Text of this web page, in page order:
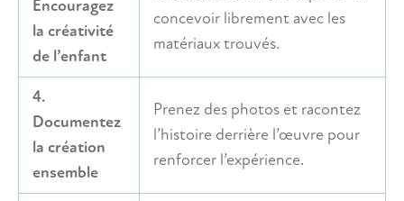
Encouragez
la créativité
de l’enfant
concevoir librement avec les
matériaux trouvés.
4.
Documentez
la création
ensemble
Prenez des photos et racontez
l’histoire derrière l’œuvre pour
renforcer l’expérience.